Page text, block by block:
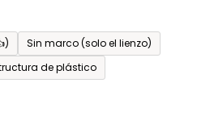
Sin marco (solo el lienzo)
de plástico